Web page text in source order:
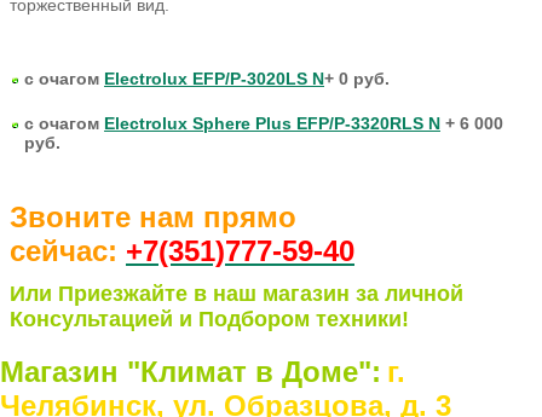
торжественный вид.
с очагом Electrolux EFP/P-3020LS N+ 0 руб.
с очагом Electrolux Sphere Plus EFP/P-3320RLS N + 6 000
руб.
Звоните нам прямо
сейчас: +7(351)777-59-40
Или Приезжайте в наш магазин за личной
Консультацией и Подбором техники!
Магазин "Климат в Доме": г.
Челябинск, ул. Образцова, д. 3